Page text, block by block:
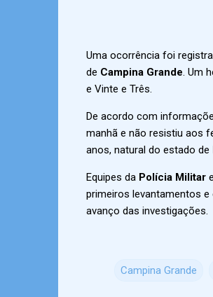
Uma ocorrência foi
de Campina Grande. Um
e Vinte e Três.
De acordo com
manhã e não resistiu aos
anos, natural do estado de
Equipes da Polícia Militar
primeiros levantamentos e
avanço das investigações.
Campina Grande